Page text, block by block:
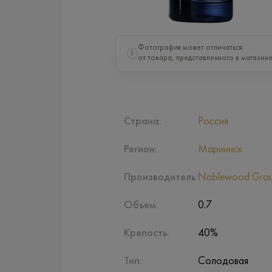
i
Фотография может отличаться
от товара, представленного в
Страна:
Регион:
Производитель:
Объем:
Крепость:
Тип:
Россия
Мариинск
Noblewood
0.7
40%
Солодовая